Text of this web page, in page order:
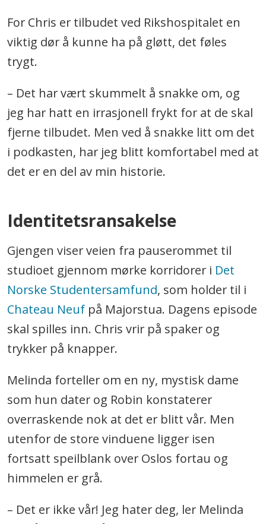
For Chris er tilbudet ved Rikshospitalet en
viktig dør å kunne ha på gløtt, det føles
trygt.
– Det har vært skummelt å snakke om, og
jeg har hatt en irrasjonell frykt for at de skal
fjerne tilbudet. Men ved å snakke litt om det
i podkasten, har jeg blitt komfortabel med at
det er en del av min historie.
Identitetsransakelse
Gjengen viser veien fra pauserommet til
studioet gjennom mørke korridorer i Det
Norske Studentersamfund, som holder til i
Chateau Neufpå Majorstua. Dagens episode
skal spilles inn. Chris vrir på spaker og
trykker på knapper.
Melinda forteller om en ny, mystisk dame
som hun dater og Robin konstaterer
overraskende nok at det er blitt vår. Men
utenfor de store vinduene ligger isen
fortsatt speilblank over Oslos fortau og
himmelen er grå.
– Det er ikke vår! Jeg hater deg, ler Melinda